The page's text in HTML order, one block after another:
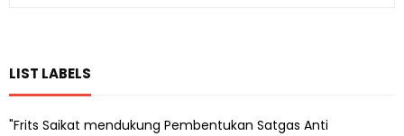
LIST LABELS
"Frits Saikat mendukung Pembentukan Satgas Anti